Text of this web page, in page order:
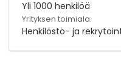
Yli 1000 henkilöä
Yrityksen toimiala:
Henkilöstö- ja